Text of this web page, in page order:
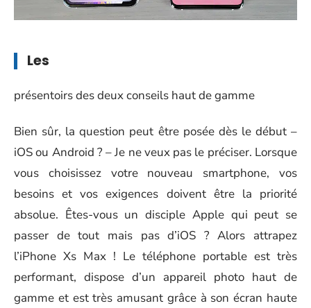
Les
présentoirs des deux conseils haut de gamme
Bien sûr, la question peut être posée dès le début –
iOS ou Android ? – Je ne veux pas le préciser. Lorsque
vous choisissez votre nouveau smartphone, vos
besoins et vos exigences doivent être la priorité
absolue. Êtes-vous un disciple Apple qui peut se
passer de tout mais pas d’iOS ? Alors attrapez
l’iPhone Xs Max ! Le téléphone portable est très
performant, dispose d’un appareil photo haut de
gamme et est très amusant grâce à son écran haute